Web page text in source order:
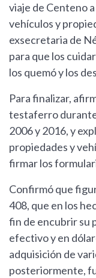
viaje de Centeno
vehículos y
exsecretaria de
para que los
los quemó y los
Para finalizar,
testaferro
2006 y 2016, y
propiedades y
firmar los
Confirmó que
408, que en los
fin de encubrir su
efectivo y en
adquisición de
posteriormente,